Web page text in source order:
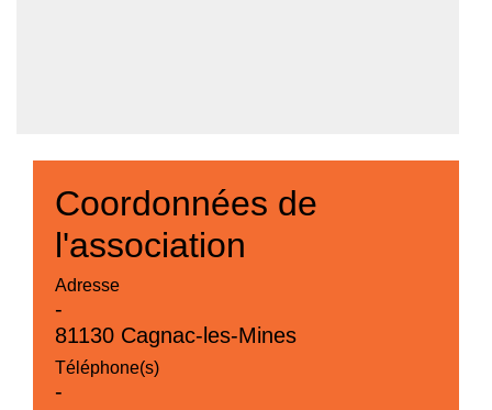
Coordonnées de
l'association
Adresse
-
81130 Cagnac-les-Mines
Téléphone(s)
-